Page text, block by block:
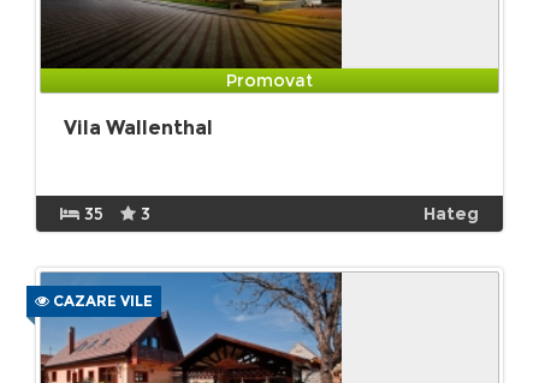
Promovat
Vila Wallenthal
35 3 Hateg
CAZARE VILE